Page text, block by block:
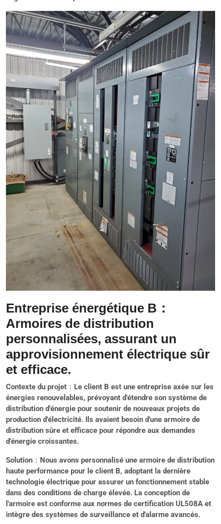
Entreprise énergétique B ：
Armoires de distribution
personnalisées, assurant un
approvisionnement électrique sûr
et efficace.
Contexte du projet ：Le client B est une entreprise axée sur les
énergies renouvelables, prévoyant d'étendre son système de
distribution d'énergie pour soutenir de nouveaux projets de
production d'électricité. Ils avaient besoin d'une armoire de
distribution sûre et efficace pour répondre aux demandes
d'énergie croissantes.
Solution ：Nous avons personnalisé une armoire de distribution
haute performance pour le client B, adoptant la dernière
technologie électrique pour assurer un fonctionnement stable
dans des conditions de charge élevée. La conception de
l'armoire est conforme aux normes de certification UL508A et
intègre des systèmes de surveillance et d'alarme avancés.